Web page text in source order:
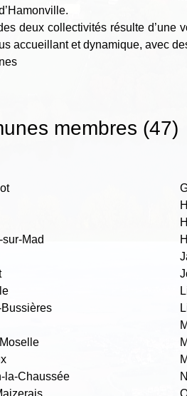
deux collectivités résulte d’une
accueillant et dynamique, avec
membres (47)
Mad
la-Chaussée